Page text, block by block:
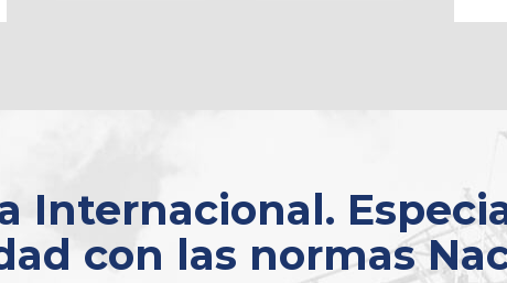
Internacional.
con las normas